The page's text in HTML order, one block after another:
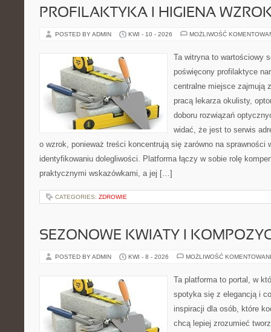
PROFILAKTYKA I HIGIENA
POSTED BY ADMIN KWI - 10 - 2026 MOŻLIWOŚĆ
Ta witryna to wartościowy
poświęcony profilaktyce
centralne miejsce zajmują
pracą lekarza okulisty,
doboru rozwiązań
widać, że jest to serwis
o wzrok, ponieważ treści koncentrują się zarówno na sprawności
identyfikowaniu dolegliwości. Platforma łączy w sobie rolę
praktycznymi wskazówkami, a jej […]
CATEGORIES: ZDROWIE
SEZONOWE KWIATY I
POSTED BY ADMIN KWI - 8 - 2026 MOŻLIWOŚĆ
Ta platforma to portal, w
spotyka się z elegancją i
inspiracji dla osób, które
chcą lepiej zrozumieć